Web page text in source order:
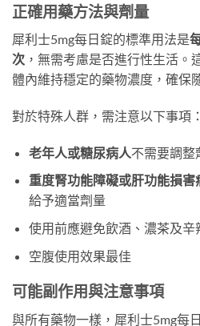
正確用藥方法與劑量
犀利士5mg每日錠的標準用法是
次 ，無需考慮是否進行性生活。
體內維持穩定的藥物濃度，確保
對於特殊人群，需注意以下事項：
老年人或糖尿病人不需要調整
重度腎功能障礙或肝功能損害
給予適當劑量
使用前應避免飲酒、濃茶及辛
空腹使用效果最佳
可能副作用與注意事項
與所有藥物一樣，犀利士5mg每